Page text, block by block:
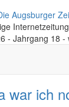
Augsburger
- Jahrgang 18 -
war ich